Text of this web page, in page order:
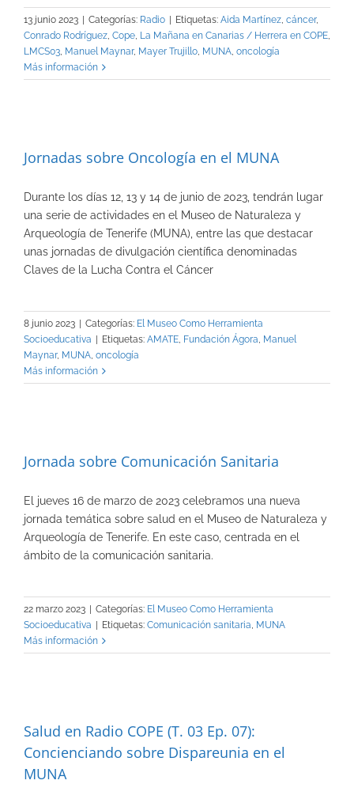
13 junio 2023 | Categorías: Radio | Etiquetas: Aida Martínez, cáncer,
Conrado Rodríguez, Cope, La Mañana en Canarias / Herrera en COPE,
LMCS03, Manuel Maynar, Mayer Trujillo, MUNA, oncología
Más información
Jornadas sobre Oncología en el MUNA
Durante los días 12, 13 y 14 de junio de 2023, tendrán lugar
una serie de actividades en el Museo de Naturaleza y
Arqueología de Tenerife (MUNA), entre las que destacar
unas jornadas de divulgación científica denominadas
Claves de la Lucha Contra el Cáncer
8 junio 2023 | Categorías: El Museo Como Herramienta
Socioeducativa | Etiquetas: AMATE, Fundación Ágora, Manuel
Maynar, MUNA, oncología
Más información
Jornada sobre Comunicación Sanitaria
El jueves 16 de marzo de 2023 celebramos una nueva
jornada temática sobre salud en el Museo de Naturaleza y
Arqueología de Tenerife. En este caso, centrada en el
ámbito de la comunicación sanitaria.
22 marzo 2023 | Categorías: El Museo Como Herramienta
Socioeducativa | Etiquetas: Comunicación sanitaria, MUNA
Más información
Salud en Radio COPE (T. 03 Ep. 07):
Concienciando sobre Dispareunia en el
MUNA